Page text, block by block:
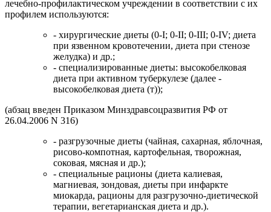
лечебно-профилактическом учреждении в соответствии с их
профилем используются:
- хирургические диеты (0-I; 0-II; 0-III; 0-IV; диета
при язвенном кровотечении, диета при стенозе
желудка) и др.;
- специализированные диеты: высокобелковая
диета при активном туберкулезе (далее -
высокобелковая диета (т));
(абзац введен Приказом Минздравсоцразвития РФ от
26.04.2006 N 316)
- разгрузочные диеты (чайная, сахарная, яблочная,
рисово-компотная, картофельная, творожная,
соковая, мясная и др.);
- специальные рационы (диета калиевая,
магниевая, зондовая, диеты при инфаркте
миокарда, рационы для разгрузочно-диетической
терапии, вегетарианская диета и др.).